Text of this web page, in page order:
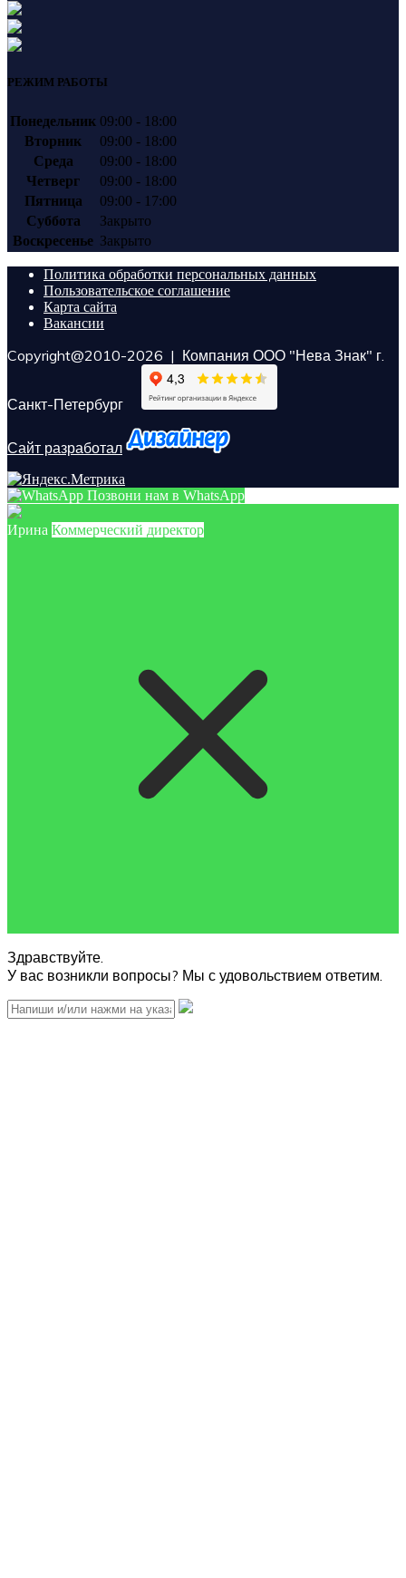
РЕЖИМ РАБОТЫ
Понедельник 09:00 - 18:00
Вторник
09:00 - 18:00
Среда
09:00 - 18:00
Четверг
09:00 - 18:00
Пятница
09:00 - 17:00
Суббота
Закрыто
Воскресенье Закрыто
Политика обработки персональных данных
Пользовательское соглашение
Карта сайта
Вакансии
Copyright@2010-2026 | Компания ООО "Нева Знак" г.
Санкт-Петербург
Сайт разработал
Позвони нам в WhatsApp
Ирина Коммерческий директор
Здравствуйте.
У вас возникли вопросы? Мы с удовольствием ответим.